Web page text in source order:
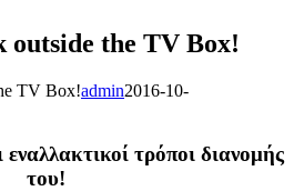
the TV Box!
TV Box!admin2016-10-
εναλλακτικοί τρόποι διανομής
του!